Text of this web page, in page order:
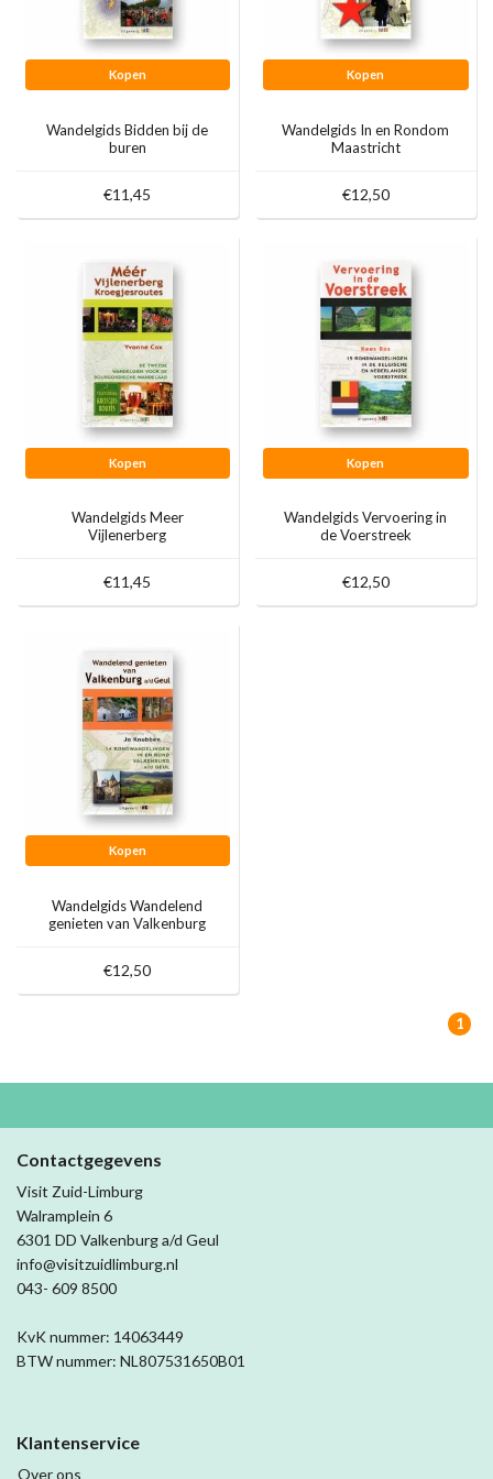
Kopen
Wandelgids Bidden bij de
buren
€11,45
Kopen
Wandelgids In en Rondom
Maastricht
€12,50
Kopen
Wandelgids Meer
Vijlenerberg
€11,45
Kopen
Wandelgids Vervoering in
de Voerstreek
€12,50
Kopen
Wandelgids Wandelend
genieten van Valkenburg
€12,50
1
Contactgegevens
Visit Zuid-Limburg
Walramplein 6
6301 DD Valkenburg a/d Geul
info@visitzuidlimburg.nl
043- 609 8500
KvK nummer: 14063449
BTW nummer: NL807531650B01
Klantenservice
Over ons